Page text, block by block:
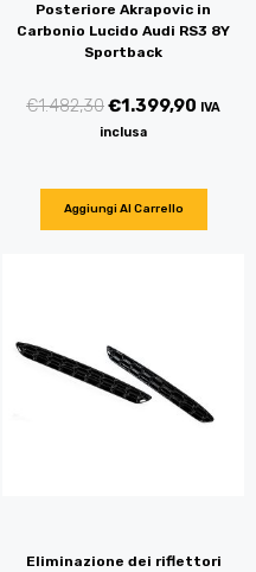
Posteriore Akrapovic in
Carbonio Lucido Audi RS3 8Y
Sportback
€1.482,30€1.399,90 IVA
inclusa
Aggiungi Al Carrello
Eliminazione dei riflettori